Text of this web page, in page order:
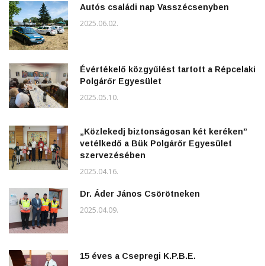
Autós családi nap Vasszécsenyben
2025.06.02.
Évértékelő közgyűlést tartott a Répcelaki
Polgárőr Egyesület
2025.05.10.
„Közlekedj biztonságosan két keréken”
vetélkedő a Bük Polgárőr Egyesület
szervezésében
2025.04.16.
Dr. Áder János Csörötneken
2025.04.09.
15 éves a Csepregi K.P.B.E.